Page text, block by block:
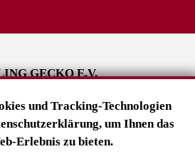
GECKO E.V.
79102 Freiburg
Deutschland
und Tracking-Technologien
um Ihnen das
Erlebnis zu bieten.